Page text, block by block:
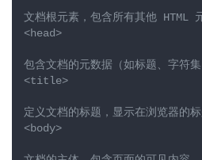
文档根元素，包含所有其他 HTML
<head>
包含文档的元数据（如标题、字符集
<title>
定义文档的标题，显示在浏览器的标
<body>